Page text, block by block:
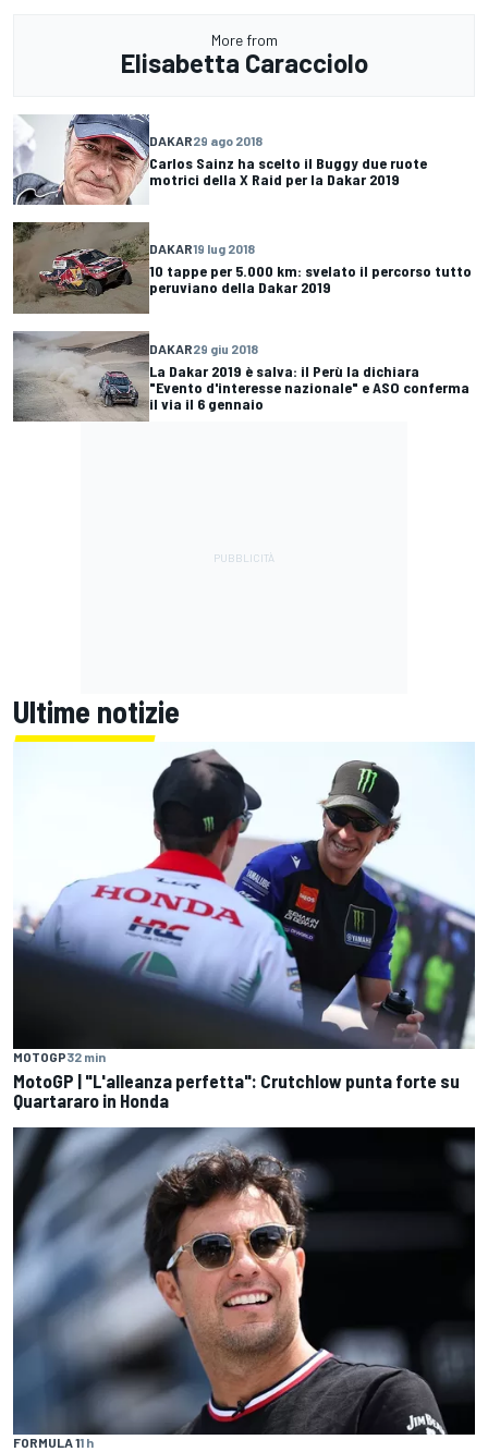
More from
Elisabetta Caracciolo
DAKAR29 ago 2018
Carlos Sainz ha scelto il Buggy due ruote
motrici della X Raid per la Dakar 2019
DAKAR19 lug 2018
10 tappe per 5.000 km: svelato il percorso tutto
peruviano della Dakar 2019
DAKAR29 giu 2018
La Dakar 2019 è salva: il Perù la dichiara
"Evento d'interesse nazionale" e ASO conferma
il via il 6 gennaio
Ultime notizie
MOTOGP32 min
MotoGP | "L'alleanza perfetta": Crutchlow punta forte su
Quartararo in Honda
FORMULA 11 h